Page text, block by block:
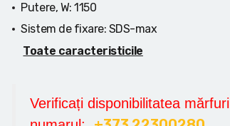
Putere, W: 1150
Sistem de fixare: SDS-max
Toate caracteristicile
Verificați disponibilitatea